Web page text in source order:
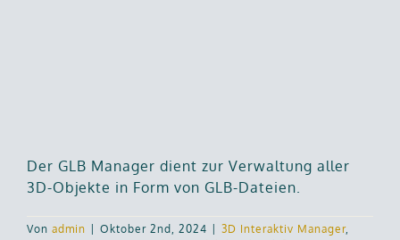
Der GLB Manager dient zur Verwaltung aller
3D-Objekte in Form von GLB-Dateien.
Von admin Oktober 2nd, 2024 3D Interaktiv Manager,